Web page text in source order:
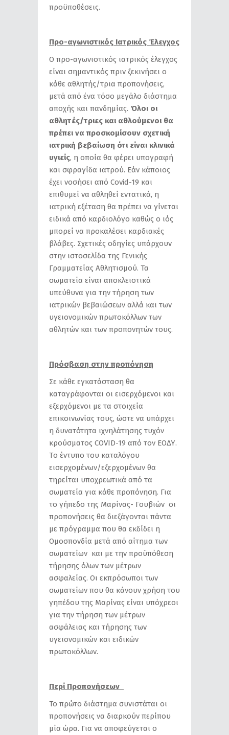
προϋποθέσεις.
Προ-αγωνιστικός Ιατρικός Έλεγχος
Ο προ-αγωνιστικός ιατρικός έλεγχος
είναι σημαντικός πριν ξεκινήσει ο
κάθε αθλητής/τρια προπονήσεις,
μετά από ένα τόσο μεγάλο διάστημα
αποχής και πανδημίας. Όλοι οι
αθλητές/τριες και αθλούμενοι θα
πρέπει να προσκομίσουν σχετική
ιατρική βεβαίωση ότι είναι κλινικά
υγιείς, η οποία θα φέρει υπογραφή
και σφραγίδα ιατρού. Εάν κάποιος
έχει νοσήσει από Covid-19 και
επιθυμεί να αθληθεί εντατικά, η
ιατρική εξέταση θα πρέπει να γίνεται
ειδικά από καρδιολόγο καθώς ο ιός
μπορεί να προκαλέσει καρδιακές
βλάβες. Σχετικές οδηγίες υπάρχουν
στην ιστοσελίδα της Γενικής
Γραμματείας Αθλητισμού. Τα
σωματεία είναι αποκλειστικά
υπεύθυνα για την τήρηση των
ιατρικών βεβαιώσεων αλλά και των
υγειονομικών πρωτοκόλλων των
αθλητών και των προπονητών τους.
Πρόσβαση στην προπόνηση
Σε κάθε εγκατάσταση θα
καταγράφονται οι εισερχόμενοι και
εξερχόμενοι με τα στοιχεία
επικοινωνίας τους, ώστε να υπάρχει
η δυνατότητα ιχνηλάτησης τυχόν
κρούσματος COVID-19 από τον ΕΟΔΥ.
Tο έντυπο του καταλόγου
εισερχομένων/εξερχομένων θα
τηρείται υποχρεωτικά από τα
σωματεία για κάθε προπόνηση. Για
το γήπεδο της Μαρίνας- Γουβιών οι
προπονήσεις θα διεξάγονται πάντα
με πρόγραμμα που θα εκδίδει η
Ομοσπονδία μετά από αίτημα των
σωματείων και με την προϋπόθεση
τήρησης όλων των μέτρων
ασφαλείας. Οι εκπρόσωποι των
σωματείων που θα κάνουν χρήση του
γηπέδου της Μαρίνας είναι υπόχρεοι
για την τήρηση των μέτρων
ασφάλειας και τήρησης των
υγειονομικών και ειδικών
πρωτοκόλλων.
Περί Προπονήσεων
Το πρώτο διάστημα συνιστάται οι
προπονήσεις να διαρκούν περίπου
μία ώρα. Για να αποφεύγεται ο